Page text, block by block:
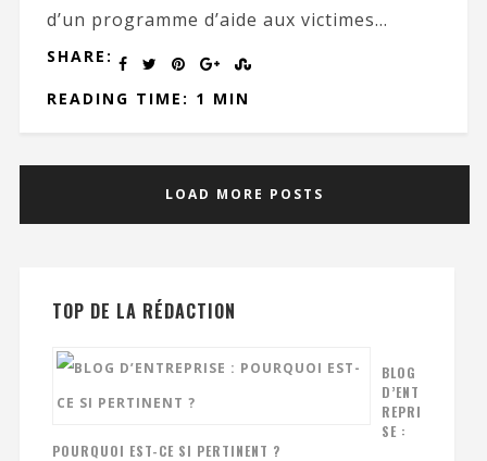
d’un programme d’aide aux victimes...
SHARE:
READING TIME: 1 MIN
LOAD MORE POSTS
TOP DE LA RÉDACTION
BLOG
D’ENT
REPRI
SE :
POURQUOI EST-CE SI PERTINENT ?